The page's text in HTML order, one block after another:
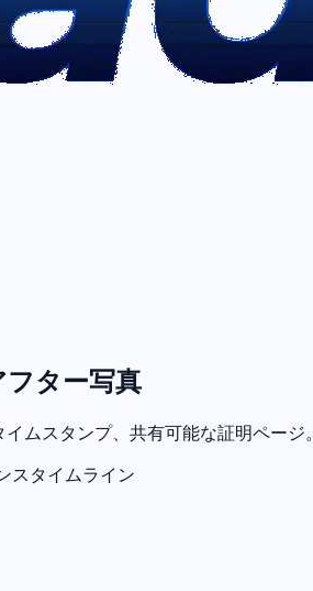
ター写真
ムスタンプ、共有可能な証明ページ。
スタイムライン